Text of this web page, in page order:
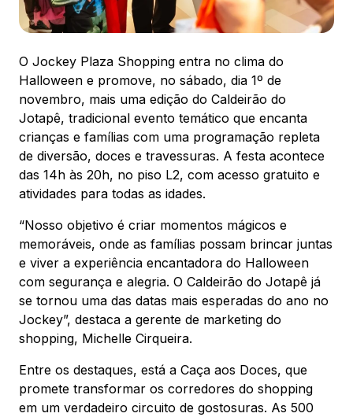
(41) 3216-1600
Comodidades Eventos Cinema
Mapa Virtual
O Jockey Plaza Shopping entra no clima do
Halloween e promove, no sábado, dia 1º de
novembro, mais uma edição do Caldeirão do
Jotapê, tradicional evento temático que encanta
crianças e famílias com uma programação repleta
de diversão, doces e travessuras. A festa acontece
das 14h às 20h, no piso L2, com acesso gratuito e
atividades para todas as idades.
“Nosso objetivo é criar momentos mágicos e
memoráveis, onde as famílias possam brincar juntas
e viver a experiência encantadora do Halloween
com segurança e alegria. O Caldeirão do Jotapê já
se tornou uma das datas mais esperadas do ano no
Jockey”, destaca a gerente de marketing do
shopping, Michelle Cirqueira.
Entre os destaques, está a Caça aos Doces, que
promete transformar os corredores do shopping
em um verdadeiro circuito de gostosuras. As 500